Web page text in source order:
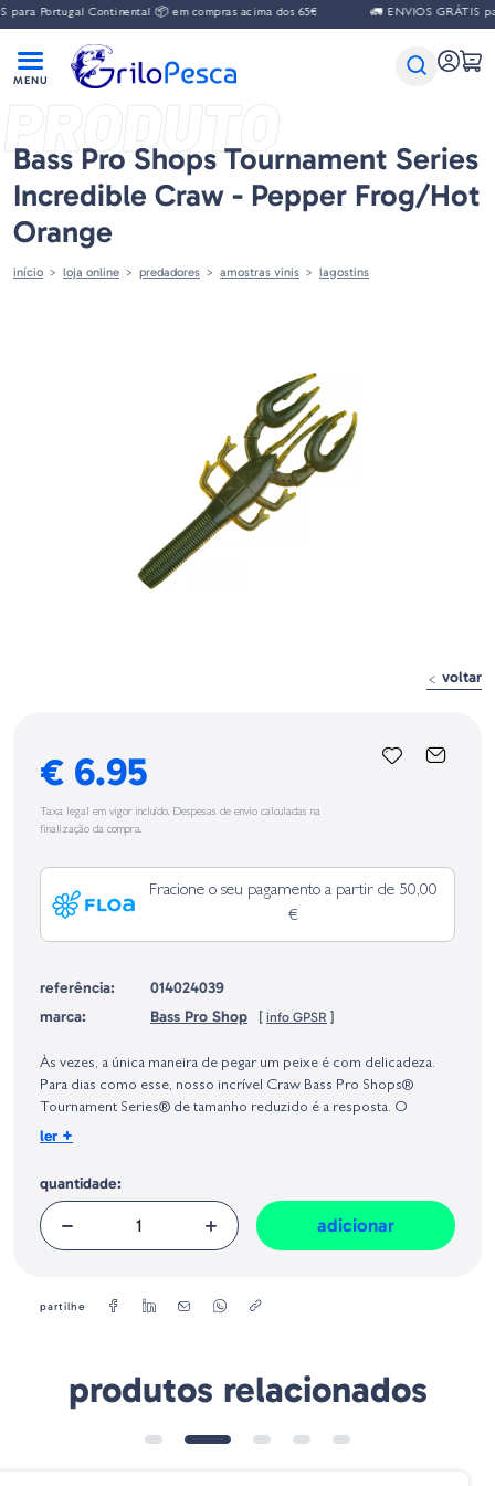
para Portugal Continental 📦 em compras acima dos 65€ 🚛 ENVIOS GRÁTIS
PRODUTO
Bass Pro Shops Tournament Series
Incredible Craw - Pepper Frog/Hot
Orange
início loja online predadores amostras vinis lagostins
voltar
€ 6.95
Taxa legal em vigor incluído. Despesas de envio calculadas na
finalização da compra.
Fracione o seu pagamento a partir de 50,00
€
referência:
014024039
marca:
Bass Pro Shop [ info GPSR ]
Europeia, dos produtos da marca, conforme requerido no Regulamento
Geral sobre a Segurança dos Produtos (GPSR):
Às vezes, a única maneira de pegar um peixe é com delicadeza.
Para dias como esse, nosso incrível Craw Bass Pro Shops®
Tournament Series® de tamanho reduzido é a resposta. O
Incredible Craw é uma excelente escolha para finesse rigging e
cor natural - especialmente em águas claras. Incredible Craw
ostenta cabeças incrivelmente detalhadas e são fortemente
salgadas e carregadas com o perfume atraente 8up ™.
ler +
quantidade:
adicionar
partilhe
produtos relacionados